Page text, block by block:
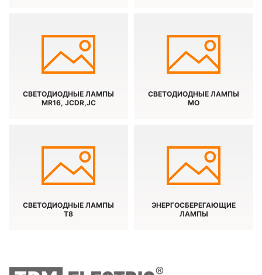
СВЕТОДИОДНЫЕ ЛАМПЫ
MR16, JCDR,JC
СВЕТОДИОДНЫЕ ЛАМПЫ
МО
СВЕТОДИОДНЫЕ ЛАМПЫ
Т8
ЭНЕРГОСБЕРЕГАЮЩИЕ
ЛАМПЫ